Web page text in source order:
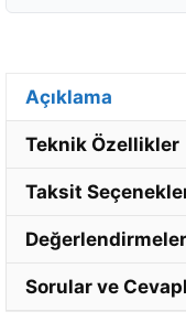
Açıklama
Teknik Özellikler
Taksit
Sorular ve